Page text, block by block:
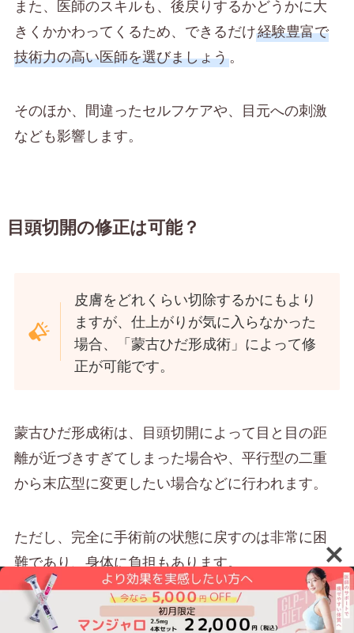
また、医師のスキルも、後戻りするかどうかに大
きくかかわってくるため、できるだけ経験豊富で
技術力の高い医師を選びましょう。
そのほか、間違ったセルフケアや、目元への刺激
なども影響します。
目頭切開の修正は可能？
皮膚をどれくらい切除するかにもより
ますが、仕上がりが気に入らなかった
場合、「蒙古ひだ形成術」によって修
正が可能です。
蒙古ひだ形成術は、目頭切開によって目と目の距
離が近づきすぎてしまった場合や、平行型の二重
から末広型に変更したい場合などに行われます。
ただし、完全に手術前の状態に戻すのは非常に困
難であり、身体に負担もあります。
そのため、できるだけ修正する必要がないよう、